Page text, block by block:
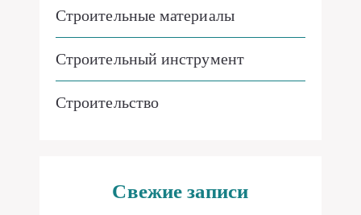
Строительные материалы
Строительный инструмент
Строительство
Свежие записи